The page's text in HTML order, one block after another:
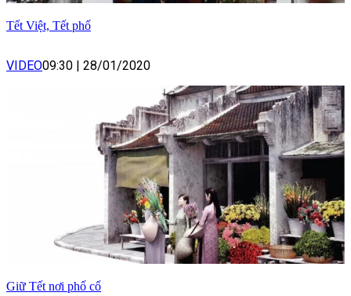
Tết Việt, Tết phố
VIDEO09:30 28/01/2020
Giữ Tết nơi phố cổ